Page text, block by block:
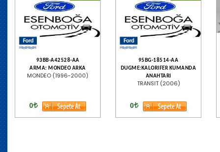
93BB-A42528-AA
ARMA: MONDEO ARKA
MONDEO (1996-2000)
0
95BG-18514-AA
DUGME:KALORIFER KUMANDA
ANAHTARI
TRANSIT (2006)
0